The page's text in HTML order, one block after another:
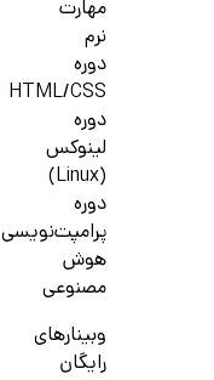
مهارت
نرم
دوره
HTML/CSS
دوره
لینوکس
(Linux)
دوره
پرامپت‌نویسی
هوش
مصنوعی
وبینارهای
رایگان